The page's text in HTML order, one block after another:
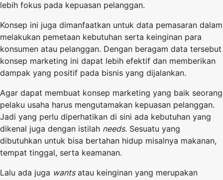
lebih fokus pada kepuasan pelanggan.
Konsep ini juga dimanfaatkan untuk data pemasaran dalam
melakukan pemetaan kebutuhan serta keinginan para
konsumen atau pelanggan. Dengan beragam data tersebut
konsep marketing ini dapat lebih efektif dan memberikan
dampak yang positif pada bisnis yang dijalankan.
Agar dapat membuat konsep marketing yang baik seorang
pelaku usaha harus mengutamakan kepuasan pelanggan.
Jadi yang perlu diperhatikan di sini ada kebutuhan yang
dikenal juga dengan istilah needs. Sesuatu yang
dibutuhkan untuk bisa bertahan hidup misalnya makanan,
tempat tinggal, serta keamanan.
Lalu ada juga wantsatau keinginan yang merupakan